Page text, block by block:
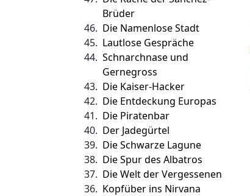
Brüder
46. Die Namenlose Stadt
45. Lautlose Gespräche
44. Schnarchnase und
Gernegross
43. Die Kaiser-Hacker
42. Die Entdeckung Europas
41. Die Piratenbar
40. Der Jadegürtel
39. Die Schwarze Lagune
38. Die Spur des Albatros
37. Die Welt der Vergessenen
36. Kopfüber ins Nirvana